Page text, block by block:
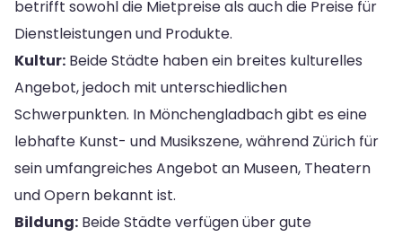
betrifft sowohl die Mietpreise als auch die Preise für
Dienstleistungen und Produkte.
Kultur: Beide Städte haben ein breites kulturelles
Angebot, jedoch mit unterschiedlichen
Schwerpunkten. In Mönchengladbach gibt es eine
lebhafte Kunst- und Musikszene, während Zürich für
sein umfangreiches Angebot an Museen, Theatern
und Opern bekannt ist.
Bildung: Beide Städte verfügen über gute